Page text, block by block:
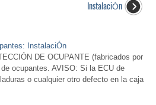
InstalaciÓn
InstalaciÓn
DE OCUPANTE (fabricados por
ocupantes. AVISO: Si la ECU de
o cualquier otro defecto en la caja